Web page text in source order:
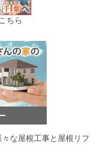
ちら
な屋根工事と屋根リフ